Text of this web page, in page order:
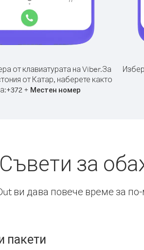
от клавиатурата на Viber.За
от Катар, наберете както
+372 + Местен номер
Съвети за
ви дава повече време за
пакети